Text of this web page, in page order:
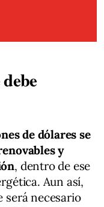
de dólares se
y
, dentro de ese
Aun así,
será necesario